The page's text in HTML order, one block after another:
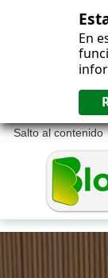
En
Salto al contenido